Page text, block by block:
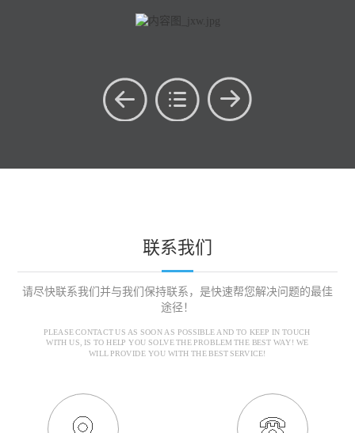
联系我们
请尽快联系我们并与我们保持联系，是快速帮您解决问题的最佳
途径！
PLEASE CONTACT US AS SOON AS POSSIBLE AND TO KEEP IN TOUCH
WITH US, IS TO HELP YOU SOLVE THE PROBLEM THE BEST WAY! WE
WILL PROVIDE YOU WITH THE BEST SERVICE!